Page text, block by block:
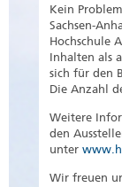
Kein
Sachsen-
Hochschule
Inhalten als
sich für den
Die Anzahl
Weitere
den
unter
Wir freuen